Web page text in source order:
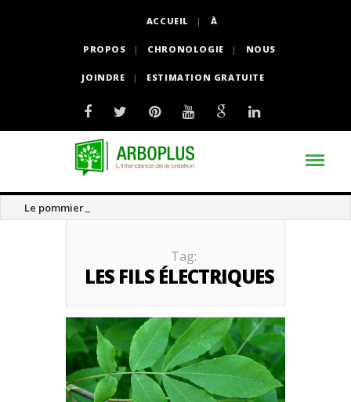
ACCUEIL À
PROPOS CHRONOLOGIE NOUS
JOINDRE ESTIMATION GRATUITE
Le pommier thé
Tag:
LES FILS ÉLECTRIQUES